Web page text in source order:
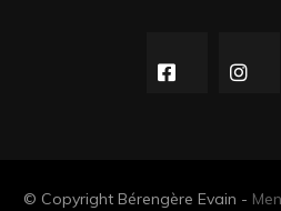
© Copyright Bérengère Evain -